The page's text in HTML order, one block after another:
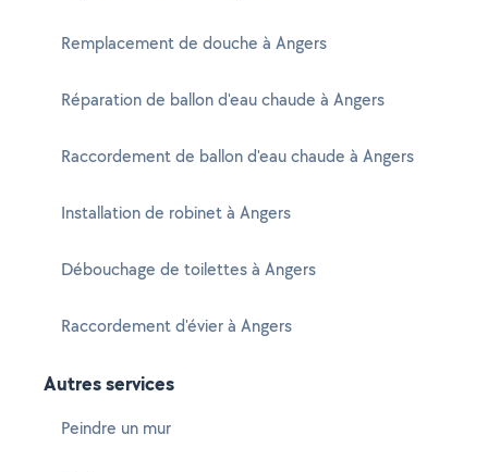
Remplacement de douche à Angers
Réparation de ballon d'eau chaude à Angers
Raccordement de ballon d'eau chaude à Angers
Installation de robinet à Angers
Débouchage de toilettes à Angers
Raccordement d'évier à Angers
Autres services
Peindre un mur